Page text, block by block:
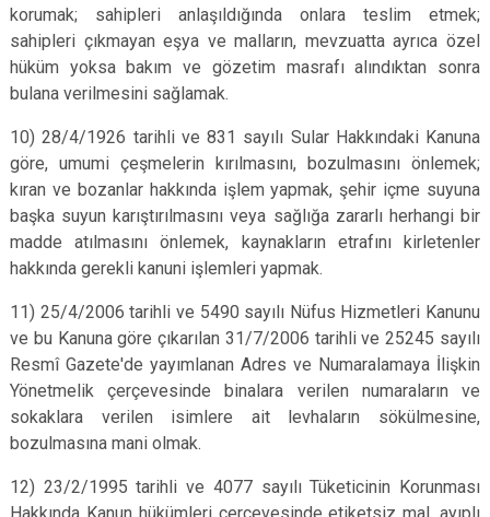
korumak; sahipleri anlaşıldığında onlara teslim etmek;
sahipleri çıkmayan eşya ve malların, mevzuatta ayrıca özel
hüküm yoksa bakım ve gözetim masrafı alındıktan sonra
bulana verilmesini sağlamak.
10) 28/4/1926 tarihli ve 831 sayılı Sular Hakkındaki Kanuna
göre, umumi çeşmelerin kırılmasını, bozulmasını önlemek;
kıran ve bozanlar hakkında işlem yapmak, şehir içme suyuna
başka suyun karıştırılmasını veya sağlığa zararlı herhangi bir
madde atılmasını önlemek, kaynakların etrafını kirletenler
hakkında gerekli kanuni işlemleri yapmak.
11) 25/4/2006 tarihli ve 5490 sayılı Nüfus Hizmetleri Kanunu
ve bu Kanuna göre çıkarılan 31/7/2006 tarihli ve 25245 sayılı
Resmî Gazete'de yayımlanan Adres ve Numaralamaya İlişkin
Yönetmelik çerçevesinde binalara verilen numaraların ve
sokaklara verilen isimlere ait levhaların sökülmesine,
bozulmasına mani olmak.
12) 23/2/1995 tarihli ve 4077 sayılı Tüketicinin Korunması